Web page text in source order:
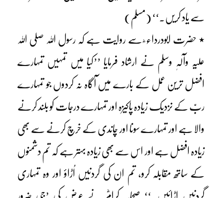
سے یاد کریں۔‘‘ (مسلم)
٭ حضرت ابودرداء ؓ سے روایت ہے کہ رسول اللہ صلی اللہ
علیہ وآلہٖ وسلم نے ارشاد فرمایا ’’کیا میں تمہیں تمہارے
افضل ترین عمل کے بارے میں آگاہ نہ کردوں جو تمہارے
ربّ کے نزدیک زیادہ پاکیزہ اور تمہارے درجات کو بلند کرنے
والا ہے اور تمہارے سونا اور چاندی کے خرچ کرنے سے بھی
زیادہ افضل ہے اور اس سے بھی زیادہ بہتر ہے کہ تم دشمنوں
کے ساتھ مقابلہ کرو، تم ان کی گردنیں اُڑاؤ اور وہ تمہاری
گردنیں اڑائیں۔‘‘ صحابہ کرامؓ نے عرض کی ’جی ضرور